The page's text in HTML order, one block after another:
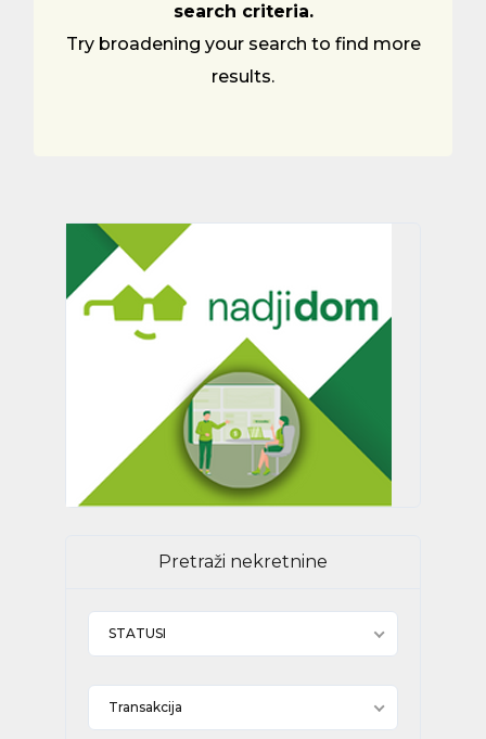
search criteria.
Try broadening your search to find more
results.
Pretraži nekretnine
STATUSI
Transakcija